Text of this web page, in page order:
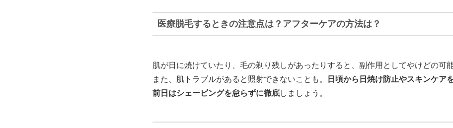
医療脱毛するときの注意点は？アフターケアの方法は？
肌が日に焼けていたり、毛の剃り残しがあったりすると、副作用としてやけどの可
また、肌トラブルがあると照射できないことも。
日頃から日焼け防止やスキンケア
前日はシェービングを怠らずに徹底しましょう。